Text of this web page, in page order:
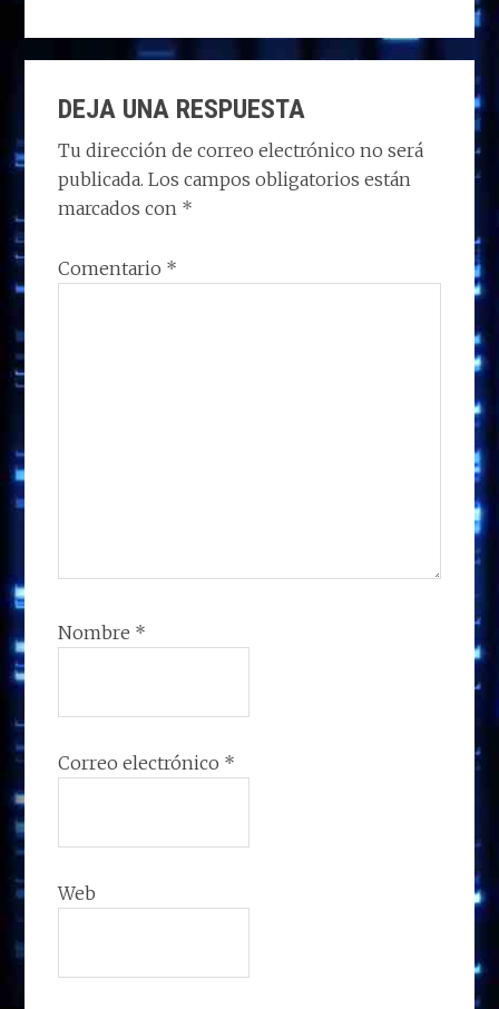
to
d
o
n
ce
b
o
o
k
k
e
dI
n
at
s
A
p
p
e
g
m
m
p
ti
r
CON
LOS
LECTORES
DEJA UNA RESPUESTA
Tu dirección de correo electrónico no será
publicada. Los campos obligatorios están
marcados con *
Comentario *
Nombre *
Correo electrónico *
Web